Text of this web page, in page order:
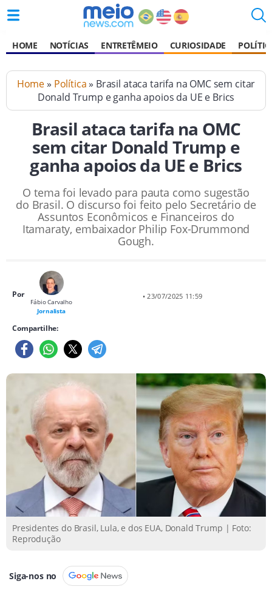
HOME NOTÍCIAS ENTRETÊMEIO CURIOSIDADE
Home» Política» Brasil ataca tarifa na OMC sem citar
Donald Trump e ganha apoios da UE e Brics
Brasil ataca tarifa na OMC
sem citar Donald Trump e
ganha apoios da UE e Brics
O tema foi levado para pauta como sugestão
do Brasil. O discurso foi feito pelo Secretário de
Assuntos Econômicos e Financeiros do
Itamaraty, embaixador Philip Fox-Drummond
Gough.
Por
Fábio Carvalho
Jornalista
• 23/07/2025 11:59
Compartilhe:
Presidentes do Brasil, Lula, e dos EUA, Donald Trump | Foto:
Reprodução
Siga-nos no